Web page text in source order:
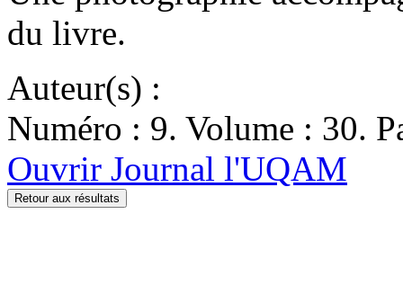
du livre.
Auteur(s) :
Numéro : 9. Volume : 30.
Ouvrir Journal l'UQAM
Retour aux résultats